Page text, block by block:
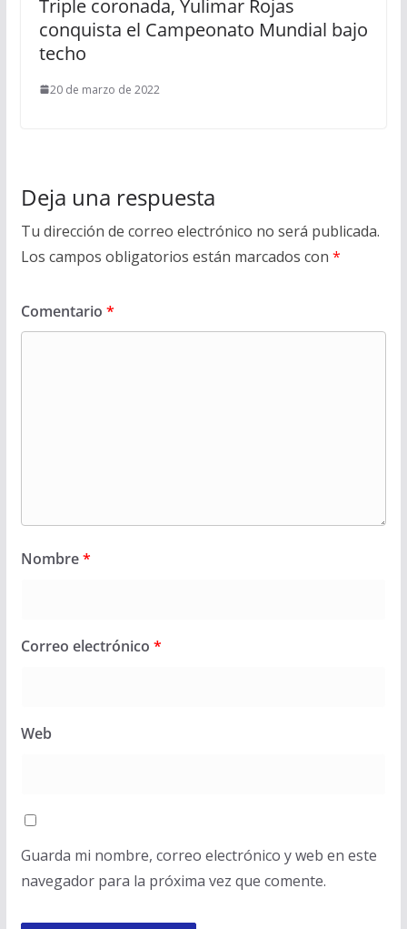
Triple coronada, Yulimar Rojas
conquista el Campeonato Mundial bajo
techo
20 de marzo de 2022
Deja una respuesta
Tu dirección de correo electrónico no será publicada.
Los campos obligatorios están marcados con *
Comentario *
Nombre*
Correo electrónico *
Web
Guarda mi nombre, correo electrónico y web en este
navegador para la próxima vez que comente.